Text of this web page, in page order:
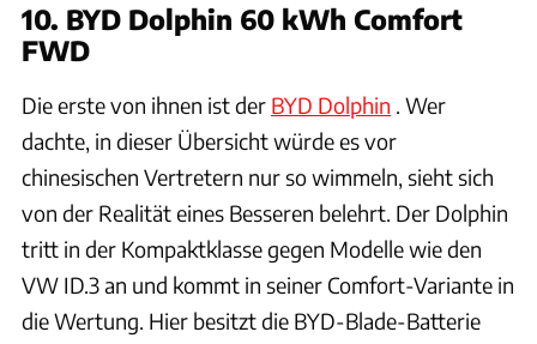
10. BYD Dolphin 60 kWh Comfort
FWD
Die erste von ihnen ist der BYD Dolphin . Wer
dachte, in dieser Übersicht würde es vor
chinesischen Vertretern nur so wimmeln, sieht sich
von der Realität eines Besseren belehrt. Der Dolphin
tritt in der Kompaktklasse gegen Modelle wie den
VW ID.3 an und kommt in seiner Comfort-Variante in
die Wertung. Hier besitzt die BYD-Blade-Batterie